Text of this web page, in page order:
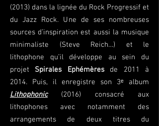
(2013) dans la lignée du Rock Progressif et
du Jazz Rock. Une de ses nombreuses
sources d’inspiration est aussi la musique
minimaliste (Steve Reich…) et le
lithophone qu’il développe au sein du
projet Spirales Ephémèresde 2011 à
2014. Puis, il enregistre son 3ᵉ album
Lithophonic
(2016) consacré aux
lithophones avec notamment des
arrangements de deux titres du